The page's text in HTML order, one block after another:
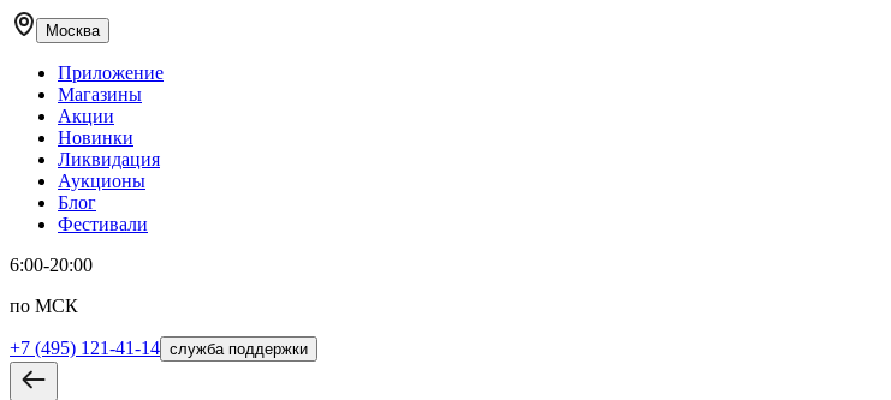
Москва
Приложение
Магазины
Акции
Новинки
Ликвидация
Аукционы
Блог
Фестивали
6:00-20:00
по МСК
+7 (495) 121-41-14 служба поддержки